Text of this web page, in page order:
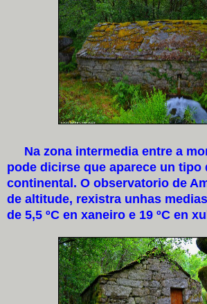
Na zona intermedia entre a
pode dicirse que aparece un tipo
continental. O observatorio de
de altitude, rexistra unhas
de 5,5 ºC en xaneiro e 19 ºC en